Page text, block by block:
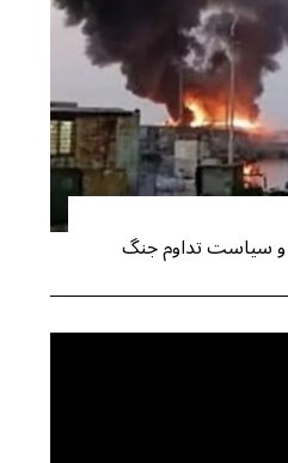
سیاست تداوم جنگ